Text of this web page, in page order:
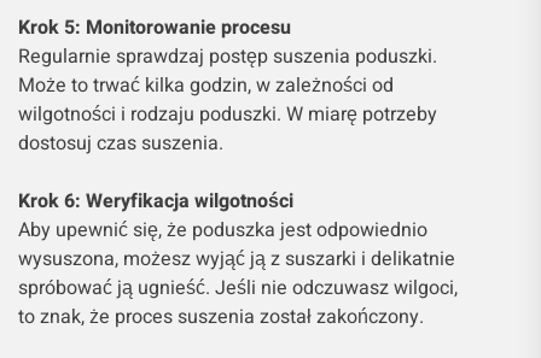
Krok 5: Monitorowanie procesu
Regularnie sprawdzaj postęp suszenia poduszki.
Może to trwać kilka godzin, w zależności od
wilgotności i rodzaju poduszki. W miarę potrzeby
dostosuj czas suszenia.
Krok 6: Weryfikacja wilgotności
Aby upewnić się, że poduszka jest odpowiednio
wysuszona, możesz wyjąć ją z suszarki i delikatnie
spróbować ją ugnieść. Jeśli nie odczuwasz wilgoci,
to znak, że proces suszenia został zakończony.